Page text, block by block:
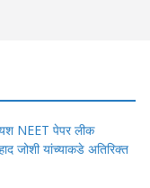
यश NEET पेपर लीक
जोशी यांच्याकडे अतिरिक्त